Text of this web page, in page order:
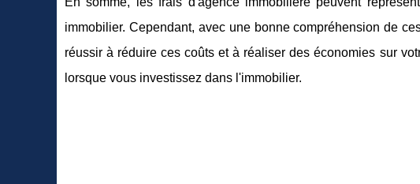
immobilier. Cependant, avec une bonne compréhension de
réussir à réduire ces coûts et à réaliser des économies sur
lorsque vous investissez dans l'immobilier.